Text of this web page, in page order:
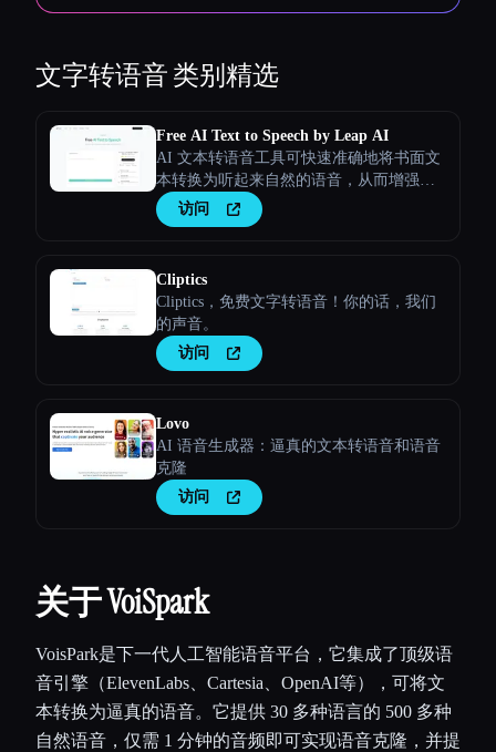
文字转语音类别精选
Free AI Text to Speech by Leap AI
AI 文本转语音工具可快速准确地将书面文
本转换为听起来自然的语音，从而增强任
何文本的参与度和可访问性。
访问
Cliptics
Cliptics，免费文字转语音！你的话，我们
的声音。
访问
Lovo
AI 语音生成器：逼真的文本转语音和语音
克隆
访问
关于 VoiSpark
VoisPark是下一代人工智能语音平台，它集成了顶级语
音引擎（ElevenLabs、Cartesia、OpenAI等），可将文
本转换为逼真的语音。它提供 30 多种语言的 500 多种
自然语音，仅需 1 分钟的音频即可实现语音克隆，并提